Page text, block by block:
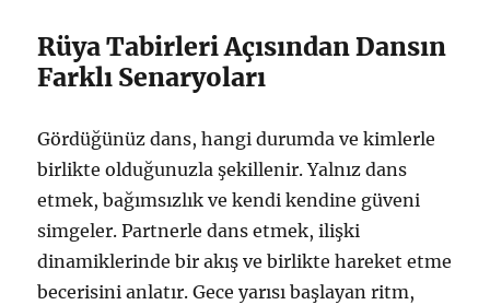
Rüya Tabirleri Açısından Dansın
Farklı Senaryoları
Gördüğünüz dans, hangi durumda ve kimlerle
birlikte olduğunuzla şekillenir. Yalnız dans
etmek, bağımsızlık ve kendi kendine güveni
simgeler. Partnerle dans etmek, ilişki
dinamiklerinde bir akış ve birlikte hareket etme
becerisini anlatır. Gece yarısı başlayan ritm,